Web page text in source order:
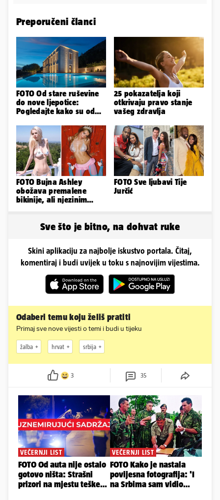
Preporučeni članci
FOTO Od stare ruševine
do nove ljepotice:
Pogledajte kako su od
napravili vilu
25 pokazatelja koji
otkrivaju pravo stanje
vašeg zdravlja
FOTO Bujna Ashley
obožava premalene
bikinije, ali njezinim
FOTO Sve ljubavi Tije
Jurčić
Sve što je bitno, na dohvat ruke
Skini aplikaciju za najbolje iskustvo portala. Čitaj,
komentiraj i budi uvijek u toku s najnovijim vijestima.
Odaberi temu koju želiš pratiti
Primaj sve nove vijesti o temi i budi u tijeku
žalba hrvat srbija
3 35